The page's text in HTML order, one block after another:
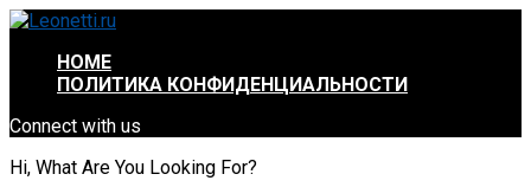
HOME
ПОЛИТИКА КОНФИДЕНЦИАЛЬНОСТИ
Connect with us
Hi, What Are You Looking For?